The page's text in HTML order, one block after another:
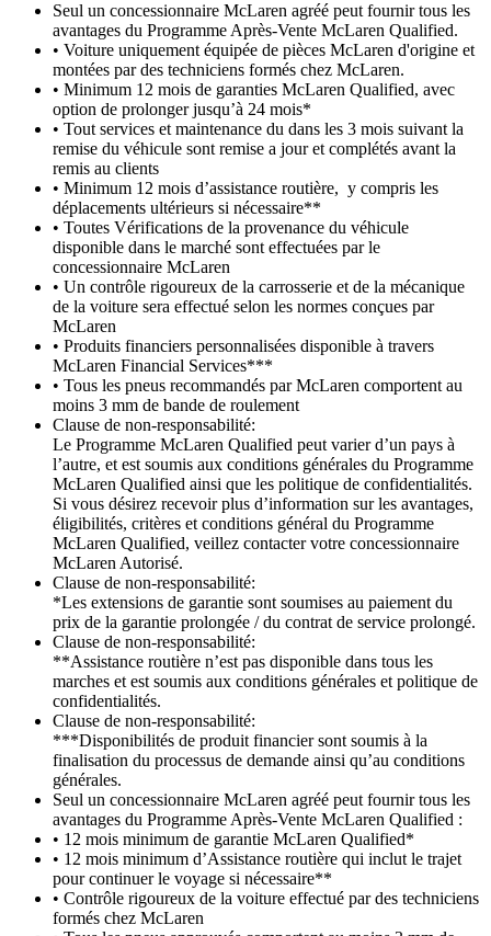
Seul un concessionnaire McLaren agréé peut fournir tous les
avantages du Programme Après-Vente McLaren Qualified.
• Voiture uniquement équipée de pièces McLaren d'origine et
montées par des techniciens formés chez McLaren.
• Minimum 12 mois de garanties McLaren Qualified, avec
option de prolonger jusqu’à 24 mois*
• Tout services et maintenance du dans les 3 mois suivant la
remise du véhicule sont remise a jour et complétés avant la
remis au clients
• Minimum 12 mois d’assistance routière, y compris les
déplacements ultérieurs si nécessaire**
• Toutes Vérifications de la provenance du véhicule
disponible dans le marché sont effectuées par le
concessionnaire McLaren
• Un contrôle rigoureux de la carrosserie et de la mécanique
de la voiture sera effectué selon les normes conçues par
McLaren
• Produits financiers personnalisées disponible à travers
McLaren Financial Services***
• Tous les pneus recommandés par McLaren comportent au
moins 3 mm de bande de roulement
Clause de non-responsabilité:
Le Programme McLaren Qualified peut varier d’un pays à
l’autre, et est soumis aux conditions générales du Programme
McLaren Qualified ainsi que les politique de confidentialités.
Si vous désirez recevoir plus d’information sur les avantages,
éligibilités, critères et conditions général du Programme
McLaren Qualified, veillez contacter votre concessionnaire
McLaren Autorisé.
Clause de non-responsabilité:
*Les extensions de garantie sont soumises au paiement du
prix de la garantie prolongée / du contrat de service prolongé.
Clause de non-responsabilité:
**Assistance routière n’est pas disponible dans tous les
marches et est soumis aux conditions générales et politique de
confidentialités.
Clause de non-responsabilité:
***Disponibilités de produit financier sont soumis à la
finalisation du processus de demande ainsi qu’au conditions
générales.
Seul un concessionnaire McLaren agréé peut fournir tous les
avantages du Programme Après-Vente McLaren Qualified :
• 12 mois minimum de garantie McLaren Qualified*
• 12 mois minimum d’Assistance routière qui inclut le trajet
pour continuer le voyage si nécessaire**
• Contrôle rigoureux de la voiture effectué par des techniciens
formés chez McLaren